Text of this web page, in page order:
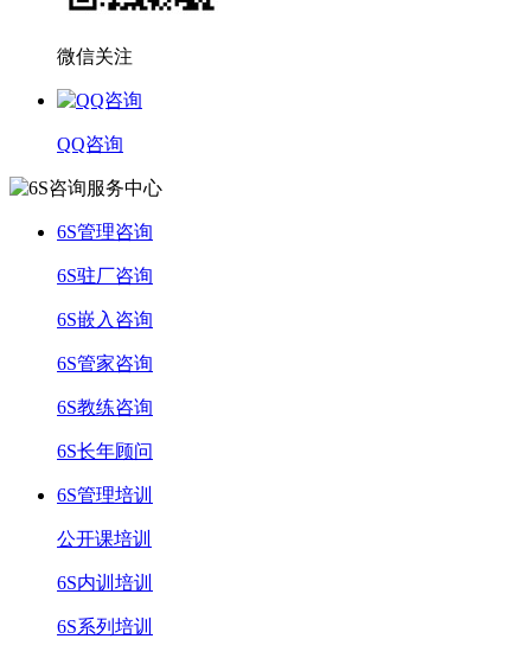
微信关注
QQ咨询
6S管理咨询
6S驻厂咨询
6S嵌入咨询
6S管家咨询
6S教练咨询
6S长年顾问
6S管理培训
公开课培训
6S内训培训
6S系列培训